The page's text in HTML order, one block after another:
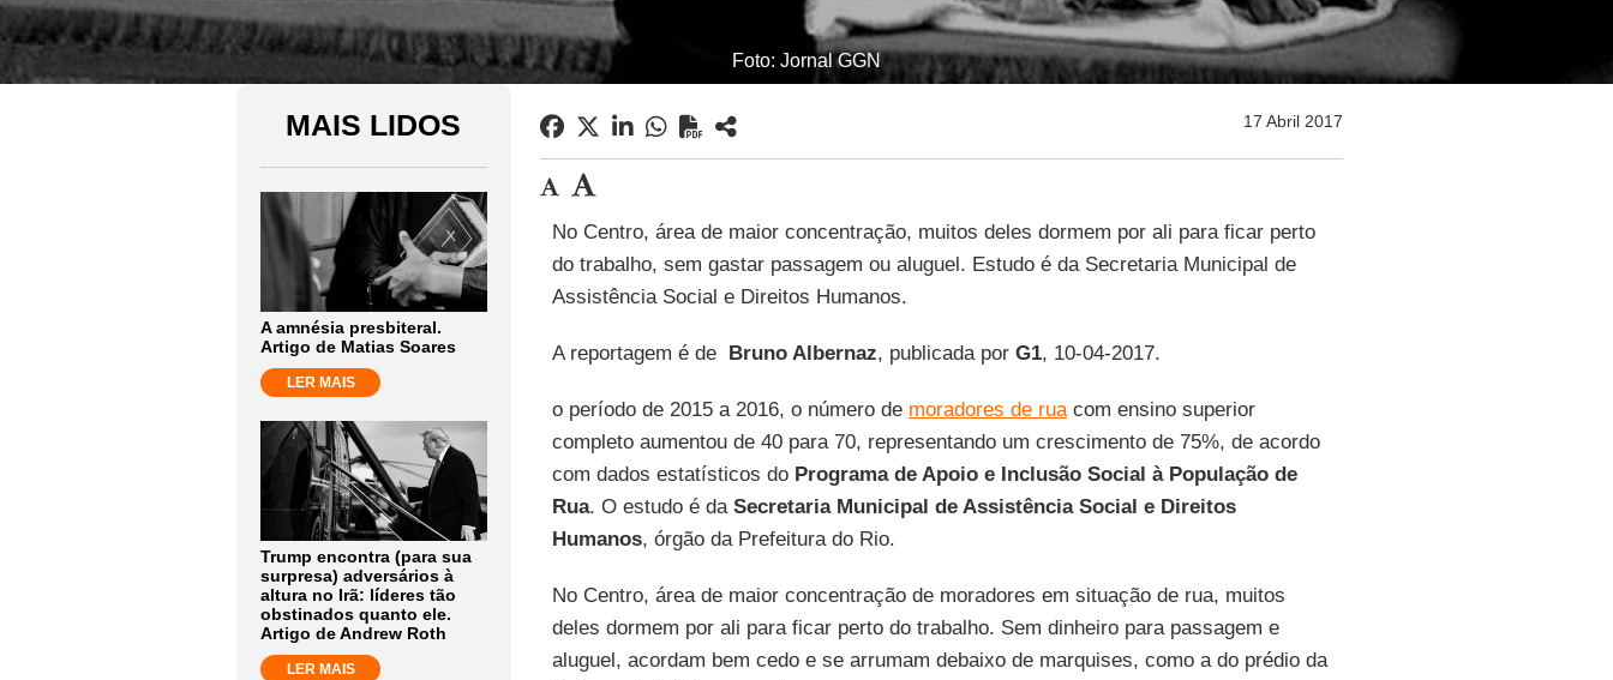
Foto: Jornal GGN
MAIS LIDOS
A amnésia presbiteral.
Artigo de Matias Soares
LER MAIS
Trump encontra (para sua
surpresa) adversários à
altura no Irã: líderes tão
obstinados quanto ele.
Artigo de Andrew Roth
LER MAIS
17 Abril 2017
No Centro, área de maior concentração, muitos deles dormem por ali para ficar perto
do trabalho, sem gastar passagem ou aluguel. Estudo é da Secretaria Municipal de
Assistência Social e Direitos Humanos.
A reportagem é de Bruno Albernaz, publicada por G1, 10-04-2017.
o período de 2015 a 2016, o número de moradores de ruacom ensino superior
completo aumentou de 40 para 70, representando um crescimento de 75%, de acordo
com dados estatísticos do Programa de Apoio e Inclusão Social à População de
Rua. O estudo é da Secretaria Municipal de Assistência Social e Direitos
Humanos, órgão da Prefeitura do Rio.
No Centro, área de maior concentração de moradores em situação de rua, muitos
deles dormem por ali para ficar perto do trabalho. Sem dinheiro para passagem e
aluguel, acordam bem cedo e se arrumam debaixo de marquises, como a do prédio da